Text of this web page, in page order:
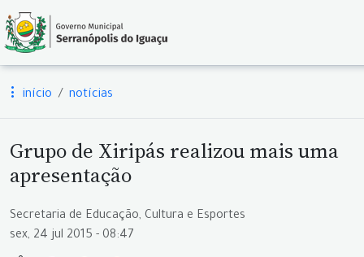
início notícias
Grupo de Xiripás realizou mais uma
apresentação
Secretaria de Educação, Cultura e Esportes
sex, 24 jul 2015 - 08:47